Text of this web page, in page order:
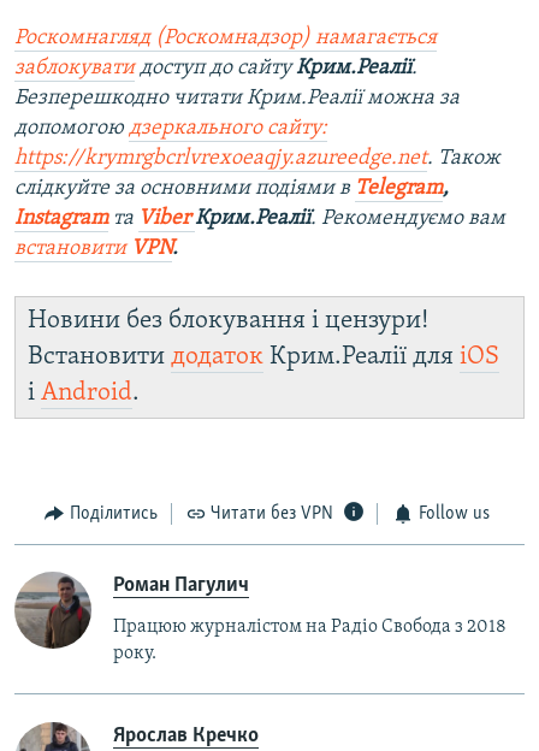
Роскомнагляд (Роскомнадзор) намагається
заблокуватидоступ до сайтуКрим.Реалії.
Безперешкодно читати Крим.Реалії можна за
допомогою дзеркального сайту:
https://krymrgbcrlvrexoeaqjy.azureedge.net. Також
слідкуйте за основними подіями в Telegram,
Instagramта ViberКрим.Реалії. Рекомендуємо вам
встановити VPN.
Новини без блокування і цензури!
Встановити додаток Крим.Реалії для iOS
і Android.
Поділитись Читати без VPN Follow us
Роман Пагулич
Працюю журналістом на Радіо Свобода з 2018
року.
Ярослав Кречко